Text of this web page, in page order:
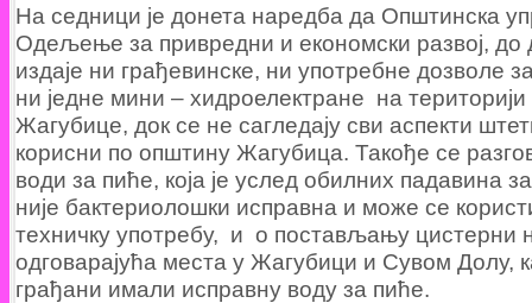
На седници је донета наредба да Општинска
Одељење за привредни и економски развој,
издаје ни грађевинске, ни употребне дозволе
ни једне мини – хидроелектране на
Жагубице, док се не сагледају сви аспекти
корисни по општину Жагубица. Такође се
води за пиће, која је услед обилних падавина
није бактериолошки исправна и може се
техничку употребу, и о постављању цистерни
одговарајућа места у Жагубици и Сувом Долу,
грађани имали исправну воду за пиће.